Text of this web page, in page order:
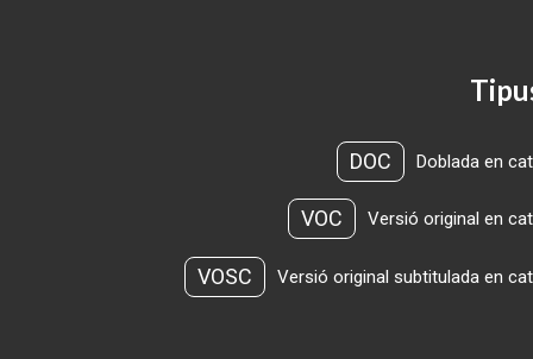
DOC Doblada en
VOC Versió original en
VOSC Versió original subtitulada en